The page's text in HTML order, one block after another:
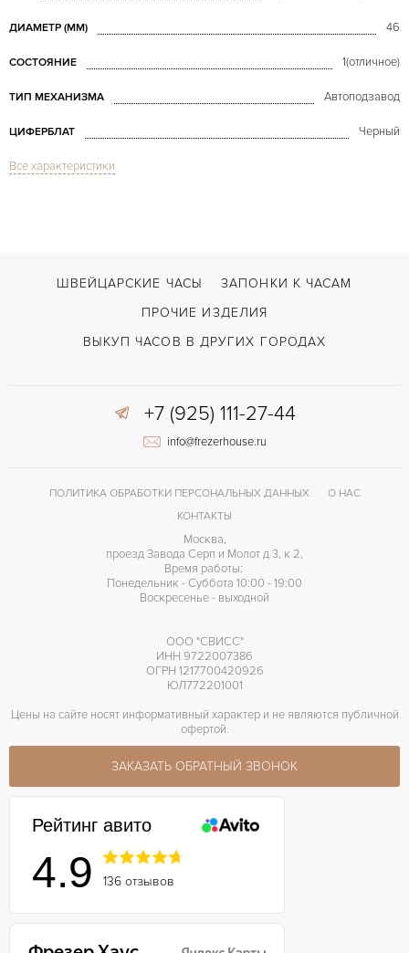
ДИАМЕТР (MM) 46
СОСТОЯНИЕ 1(отличное)
ТИП МЕХАНИЗМА Автоподзавод
ЦИФЕРБЛАТ Черный
СТЕКЛО
Двойной сложности застежка
Все характеристики
ШВЕЙЦАРСКИЕ ЧАСЫ
ЗАПОНКИ К ЧАСАМ
ПРОЧИЕ ИЗДЕЛИЯ
ВЫКУП ЧАСОВ В ДРУГИХ ГОРОДАХ
+7 (925) 111-27-44
info@frezerhouse.ru
ПОЛИТИКА ОБРАБОТКИ ПЕРСОНАЛЬНЫХ ДАННЫХ
О НАС
КОНТАКТЫ
Москва,
проезд Завода Серп и Молот д 3, к 2,
Время работы:
Понедельник - Суббота 10:00 - 19:00
Воскресенье - выходной
ООО "СВИСС"
ИНН 9722007386
ОГРН 1217700420926
ЮЛ772201001
Цены на сайте носят информативный характер и не являются публичной
офертой.
ЗАКАЗАТЬ ОБРАТНЫЙ ЗВОНОК
Рейтинг авито
4.9 136 отзывов